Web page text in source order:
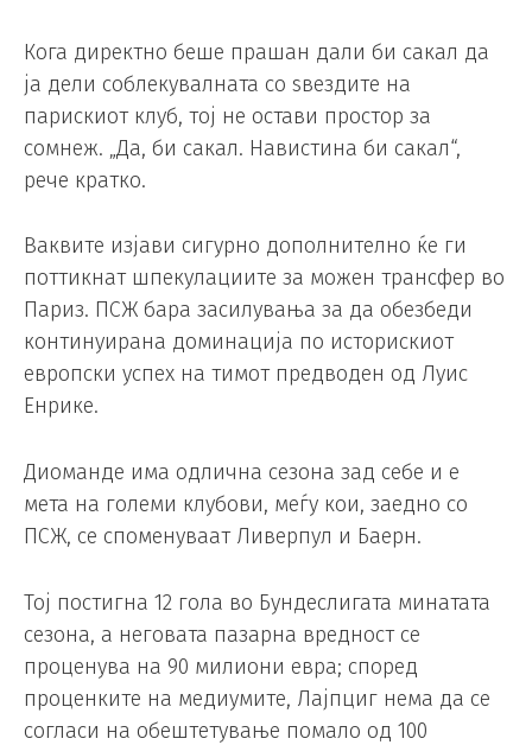
Кога директно беше прашан дали би сакал да
ја дели соблекувалната со ѕвездите на
парискиот клуб, тој не остави простор за
сомнеж. „Да, би сакал. Навистина би сакал“,
рече кратко.
Ваквите изјави сигурно дополнително ќе ги
поттикнат шпекулациите за можен трансфер во
Париз. ПСЖ бара засилувања за да обезбеди
континуирана доминација по историскиот
европски успех на тимот предводен од Луис
Енрике.
Диоманде има одлична сезона зад себе и е
мета на големи клубови, меѓу кои, заедно со
ПСЖ, се споменуваат Ливерпул и Баерн.
Тој постигна 12 гола во Бундеслигата минатата
сезона, а неговата пазарна вредност се
проценува на 90 милиони евра; според
проценките на медиумите, Лајпциг нема да се
согласи на обештетување помало од 100